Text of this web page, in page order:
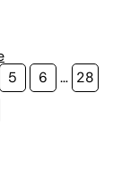
Page
5 Page
6 … Page
28